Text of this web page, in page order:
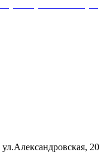
ул.Александровская, 20